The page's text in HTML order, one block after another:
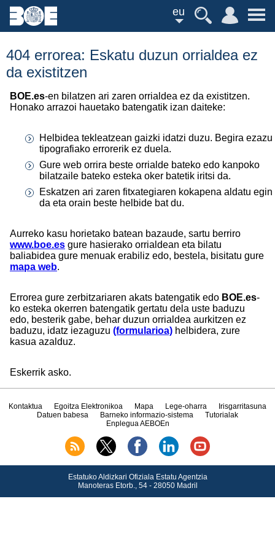
eu
404 errorea: Eskatu duzun orrialdea ez
da existitzen
BOE.es-en bilatzen ari zaren orrialdea ez da existitzen.
Honako arrazoi hauetako batengatik izan daiteke:
Helbidea tekleatzean gaizki idatzi duzu. Begira ezazu
tipografiako errorerik ez duela.
Gure web orrira beste orrialde bateko edo kanpoko
bilatzaile bateko esteka oker batetik iritsi da.
Eskatzen ari zaren fitxategiaren kokapena aldatu egin
da eta orain beste helbide bat du.
Aurreko kasu horietako batean bazaude, sartu berriro
www.boe.es gure hasierako orrialdean eta bilatu
baliabidea gure menuak erabiliz edo, bestela, bisitatu gure
mapa web.
Errorea gure zerbitzariaren akats batengatik edo BOE.es-
ko esteka okerren batengatik gertatu dela uste baduzu
edo, besterik gabe, behar duzun orrialdea aurkitzen ez
baduzu, idatz iezaguzu (formularioa) helbidera, zure
kasua azalduz.
Eskerrik asko.
Kontaktua Egoitza Elektronikoa Mapa Lege-oharra
Irisgarritasuna
Datuen babesa
Barneko informazio-sistema
Tutorialak
Enplegua AEBOEn
Estatuko Aldizkari Ofiziala Estatu Agentzia
Manoteras Etorb., 54 - 28050 Madril